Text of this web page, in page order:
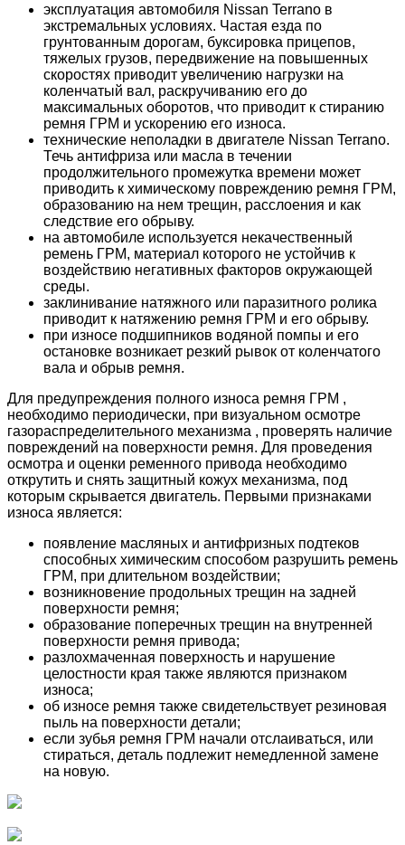
эксплуатация автомобиля Nissan Terrano в
экстремальных условиях. Частая езда по
грунтованным дорогам, буксировка прицепов,
тяжелых грузов, передвижение на повышенных
скоростях приводит увеличению нагрузки на
коленчатый вал, раскручиванию его до
максимальных оборотов, что приводит к стиранию
ремня ГРМ и ускорению его износа.
технические неполадки в двигателе Nissan Terrano.
Течь антифриза или масла в течении
продолжительного промежутка времени может
приводить к химическому повреждению ремня ГРМ,
образованию на нем трещин, расслоения и как
следствие его обрыву.
на автомобиле используется некачественный
ремень ГРМ, материал которого не устойчив к
воздействию негативных факторов окружающей
среды.
заклинивание натяжного или паразитного ролика
приводит к натяжению ремня ГРМ и его обрыву.
при износе подшипников водяной помпы и его
остановке возникает резкий рывок от коленчатого
вала и обрыв ремня.
Для предупреждения полного износа ремня ГРМ ,
необходимо периодически, при визуальном осмотре
газораспределительного механизма , проверять наличие
повреждений на поверхности ремня. Для проведения
осмотра и оценки ременного привода необходимо
открутить и снять защитный кожух механизма, под
которым скрывается двигатель. Первыми признаками
износа является:
появление масляных и антифризных подтеков
способных химическим способом разрушить ремень
ГРМ, при длительном воздействии;
возникновение продольных трещин на задней
поверхности ремня;
образование поперечных трещин на внутренней
поверхности ремня привода;
разлохмаченная поверхность и нарушение
целостности края также являются признаком
износа;
об износе ремня также свидетельствует резиновая
пыль на поверхности детали;
если зубья ремня ГРМ начали отслаиваться, или
стираться, деталь подлежит немедленной замене
на новую.